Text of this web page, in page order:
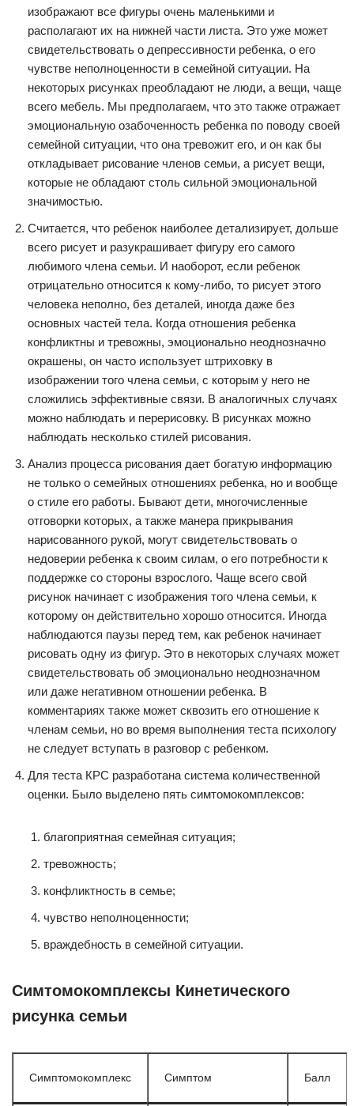
изображают все фигуры очень маленькими и
располагают их на нижней части листа. Это уже может
свидетельствовать о депрессивности ребенка, о его
чувстве неполноценности в семейной ситуации. На
некоторых рисунках преобладают не люди, а вещи, чаще
всего мебель. Мы предполагаем, что это также отражает
эмоциональную озабоченность ребенка по поводу своей
семейной ситуации, что она тревожит его, и он как бы
откладывает рисование членов семьи, а рисует вещи,
которые не обладают столь сильной эмоциональной
значимостью.
Считается, что ребенок наиболее детализирует, дольше
всего рисует и разукрашивает фигуру его самого
любимого члена семьи. И наоборот, если ребенок
отрицательно относится к кому-либо, то рисует этого
человека неполно, без деталей, иногда даже без
основных частей тела. Когда отношения ребенка
конфликтны и тревожны, эмоционально неоднозначно
окрашены, он часто использует штриховку в
изображении того члена семьи, с которым у него не
сложились эффективные связи. В аналогичных случаях
можно наблюдать и перерисовку. В рисунках можно
наблюдать несколько стилей рисования.
Анализ процесса рисования дает богатую информацию
не только о семейных отношениях ребенка, но и вообще
о стиле его работы. Бывают дети, многочисленные
отговорки которых, а также манера прикрывания
нарисованного рукой, могут свидетельствовать о
недоверии ребенка к своим силам, о его потребности к
поддержке со стороны взрослого. Чаще всего свой
рисунок начинает с изображения того члена семьи, к
которому он действительно хорошо относится. Иногда
наблюдаются паузы перед тем, как ребенок начинает
рисовать одну из фигур. Это в некоторых случаях может
свидетельствовать об эмоционально неоднозначном
или даже негативном отношении ребенка. В
комментариях также может сквозить его отношение к
членам семьи, но во время выполнения теста психологу
не следует вступать в разговор с ребенком.
Для теста КРС разработана система количественной
оценки. Было выделено пять симтомокомплексов:
благоприятная семейная ситуация;
тревожность;
конфликтность в семье;
чувство неполноценности;
враждебность в семейной ситуации.
Симтомокомплексы Кинетического
рисунка семьи
Симптомокомплекс Симптом Балл